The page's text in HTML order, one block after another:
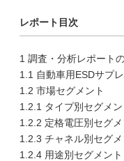
レポート目次
1 調査・分析レポート
1.1 自動車用ESDサプ
1.2 市場セグメント
1.2.1 タイプ別セグメン
1.2.2 定格電圧別セグメ
1.2.3 チャネル別セグメ
1.2.4 用途別セグメント